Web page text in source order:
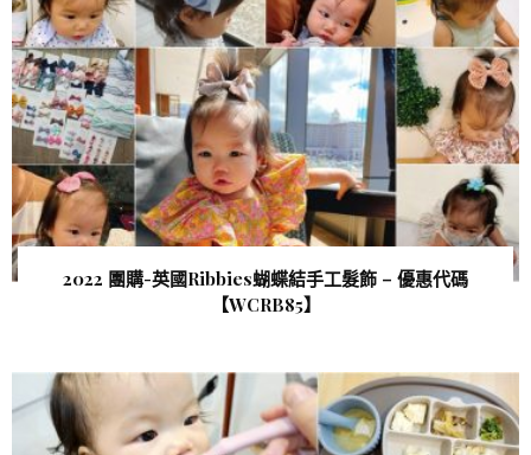
2022 團購-英國Ribbies蝴蝶結手工髮飾 – 優惠代碼
【WCRB85 】